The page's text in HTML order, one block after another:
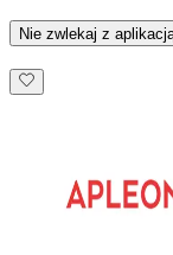
Nie zwlekaj z